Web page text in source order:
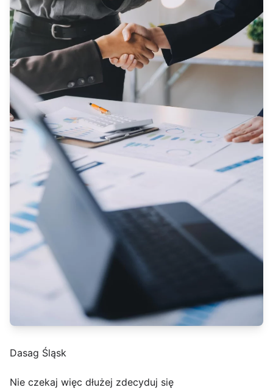
Dasag Śląsk
Nie czekaj więc dłużej zdecyduj się